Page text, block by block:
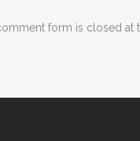
form is closed at